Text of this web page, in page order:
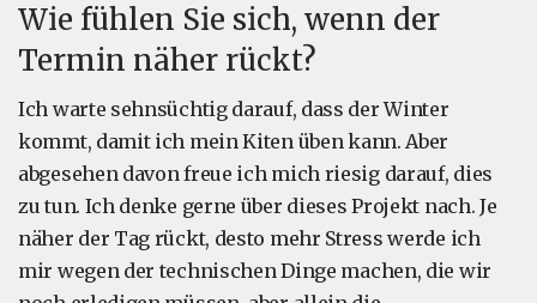
Wie fühlen Sie sich, wenn der
Termin näher rückt?
Ich warte sehnsüchtig darauf, dass der Winter
kommt, damit ich mein Kiten üben kann. Aber
abgesehen davon freue ich mich riesig darauf, dies
zu tun. Ich denke gerne über dieses Projekt nach. Je
näher der Tag rückt, desto mehr Stress werde ich
mir wegen der technischen Dinge machen, die wir